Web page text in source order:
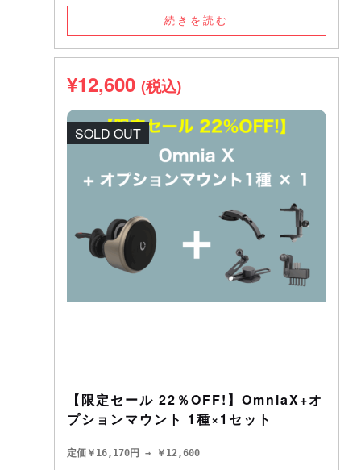
続きを読む
¥12,600 (税込)
SOLD OUT
【限定セール 22％OFF!】OmniaX+オ
プションマウント 1種×1セット
定価￥16,170円 → ￥12,600